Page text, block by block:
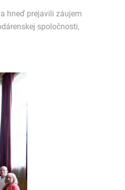
hneď prejavili záujem
spoločnosti,